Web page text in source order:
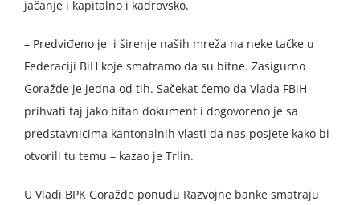
jačanje i kapitalno i kadrovsko.
– Predviđeno je i širenje naših mreža na neke tačke u
Federaciji BiH koje smatramo da su bitne. Zasigurno
Goražde je jedna od tih. Sačekat ćemo da Vlada FBiH
prihvati taj jako bitan dokument i dogovoreno je sa
predstavnicima kantonalnih vlasti da nas posjete kako bi
otvorili tu temu – kazao je Trlin.
U Vladi BPK Goražde ponudu Razvojne banke smatraju